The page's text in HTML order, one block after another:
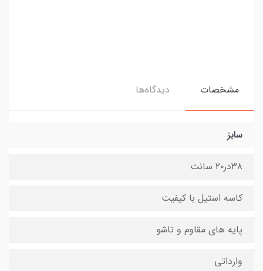
مشخصات دیدگاه‌ها
سایز
۳۸در۲۰ سانت
کاسه استیل با کیفیت
پایه های مقاوم و تاشو
وارداتی